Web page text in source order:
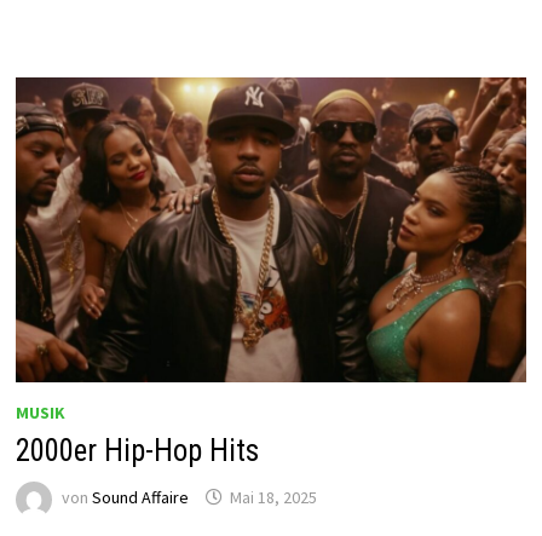
MUSIK
2000er Hip-Hop Hits
von Sound Affaire Mai 18, 2025